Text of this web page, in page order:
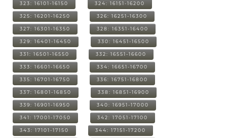
323: 16101-16150 324: 16151-16200
325: 16201-16250 326: 16251-16300
327: 16301-16350 328: 16351-16400
329: 16401-16450 330: 16451-16500
331: 16501-16550 332: 16551-16600
333: 16601-16650 334: 16651-16700
335: 16701-16750 336: 16751-16800
337: 16801-16850 338: 16851-16900
339: 16901-16950 340: 16951-17000
341: 17001-17050 342: 17051-17100
343: 17101-17150 344: 17151-17200